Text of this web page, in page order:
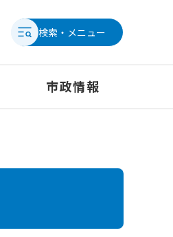
検索・メニュー
市政情報